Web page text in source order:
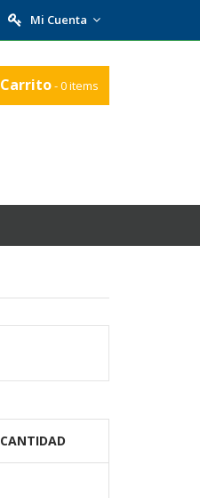
Mi Cuenta
Carrito- 0 items
CANTIDAD